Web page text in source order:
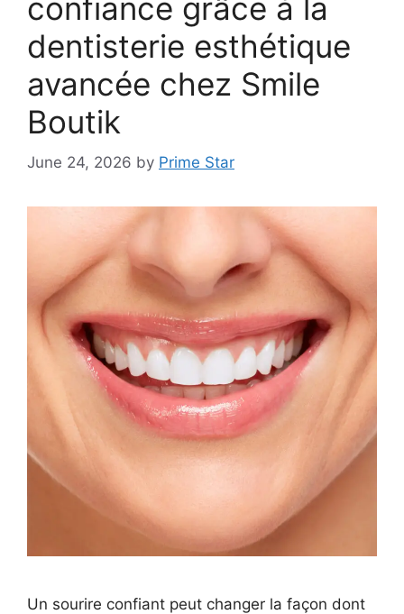
confiance grâce à la
dentisterie esthétique
avancée chez Smile
Boutik
June 24, 2026 by Prime Star
Un sourire confiant peut changer la façon dont